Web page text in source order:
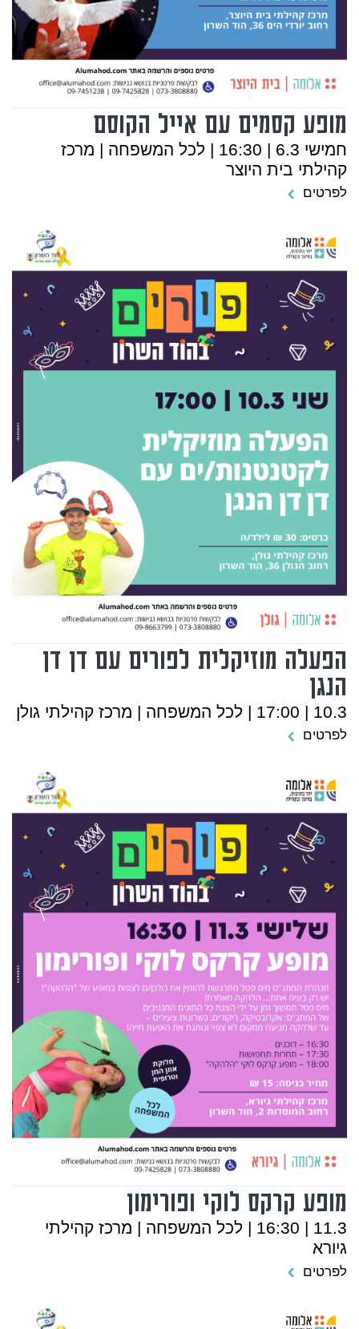
מופע קסמים עם אייל הקוסם
חמישי 6.3 | 16:30 | לכל המשפחה | מרכז
קהילתי בית היוצר
לפרטים
הפעלה מוזיקלית לפורים עם דן דן
הנגן
10.3 | 17:00 | לכל המשפחה | מרכז קהילתי גולן
לפרטים
מופע קרקס לוקי ופורימון
11.3 | 16:30 | לכל המשפחה | מרכז קהילתי
גיורא
לפרטים